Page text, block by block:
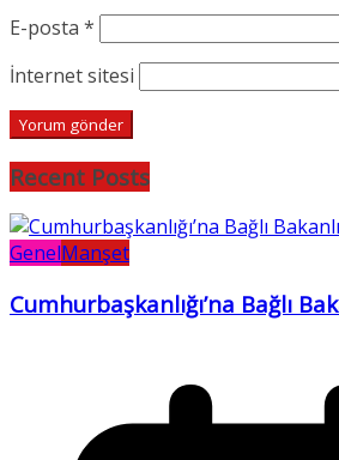
E-posta *
İnternet sitesi
Recent Posts
GenelManşet
Cumhurbaşkanlığı’na Bağlı